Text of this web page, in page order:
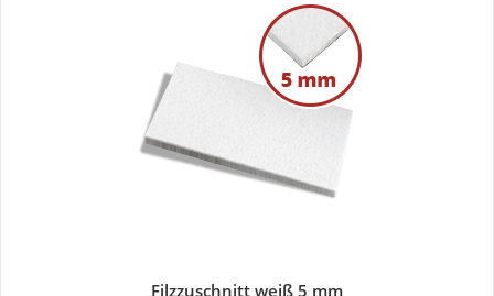
Filzzuschnitt weiß 5 mm